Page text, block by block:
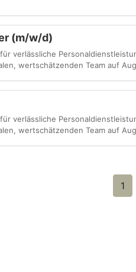
(m/w/d)
verlässliche
wertschätzenden Team auf
verlässliche
wertschätzenden Team auf
1